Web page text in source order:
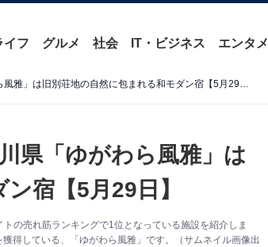
イフ グルメ 社会 IT・ビジネス エンタメ
【楽天トラベル売れ筋1位】神奈川県「ゆがわら風雅」は旧別荘地の自然に包まれる和モダン宿【5月29日】
県「ゆがわら風雅」は
宿【5月29日】
の売れ筋ランキングで1位となっている施設を紹介しま
得している、「ゆがわら風雅」です。（サムネイル画像出